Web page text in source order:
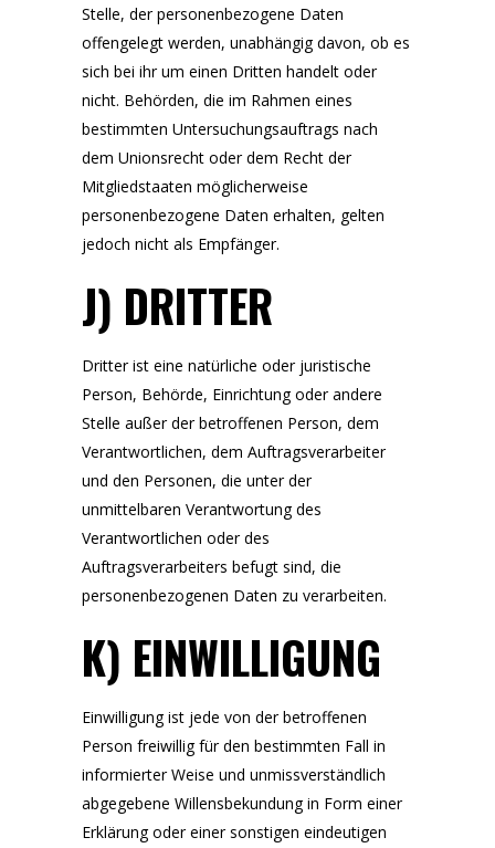
Stelle, der personenbezogene Daten
offengelegt werden, unabhängig davon, ob es
sich bei ihr um einen Dritten handelt oder
nicht. Behörden, die im Rahmen eines
bestimmten Untersuchungsauftrags nach
dem Unionsrecht oder dem Recht der
Mitgliedstaaten möglicherweise
personenbezogene Daten erhalten, gelten
jedoch nicht als Empfänger.
J) DRITTER
Dritter ist eine natürliche oder juristische
Person, Behörde, Einrichtung oder andere
Stelle außer der betroffenen Person, dem
Verantwortlichen, dem Auftragsverarbeiter
und den Personen, die unter der
unmittelbaren Verantwortung des
Verantwortlichen oder des
Auftragsverarbeiters befugt sind, die
personenbezogenen Daten zu verarbeiten.
K) EINWILLIGUNG
Einwilligung ist jede von der betroffenen
Person freiwillig für den bestimmten Fall in
informierter Weise und unmissverständlich
abgegebene Willensbekundung in Form einer
Erklärung oder einer sonstigen eindeutigen